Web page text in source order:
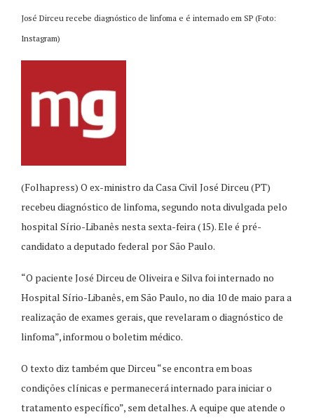
José Dirceu recebe diagnóstico de linfoma e é internado em SP (Foto:
Instagram)
(Folhapress) O ex-ministro da Casa Civil José Dirceu (PT)
recebeu diagnóstico de linfoma, segundo nota divulgada pelo
hospital Sírio-Libanês nesta sexta-feira (15). Ele é pré-
candidato a deputado federal por São Paulo.
“O paciente José Dirceu de Oliveira e Silva foi internado no
Hospital Sírio-Libanês, em São Paulo, no dia 10 de maio para a
realização de exames gerais, que revelaram o diagnóstico de
linfoma”, informou o boletim médico.
O texto diz também que Dirceu “se encontra em boas
condições clínicas e permanecerá internado para iniciar o
tratamento específico”, sem detalhes. A equipe que atende o